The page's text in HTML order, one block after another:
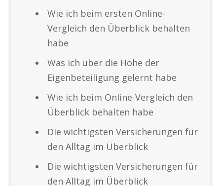
Wie ich beim ersten Online-
Vergleich den Überblick behalten
habe
Was ich über die Höhe der
Eigenbeteiligung gelernt habe
Wie ich beim Online-Vergleich den
Überblick behalten habe
Die wichtigsten Versicherungen für
den Alltag im Überblick
Die wichtigsten Versicherungen für
den Alltag im Überblick